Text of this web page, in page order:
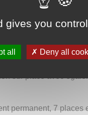
Ces ateliers
et de leurs
et des sorties pour
en tant que citoyen
6 hectares. Un parc
sur place avec
permanent, 7
gives you
all Deny all